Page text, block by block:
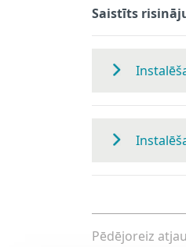
Saistīts
Pēdējoreiz